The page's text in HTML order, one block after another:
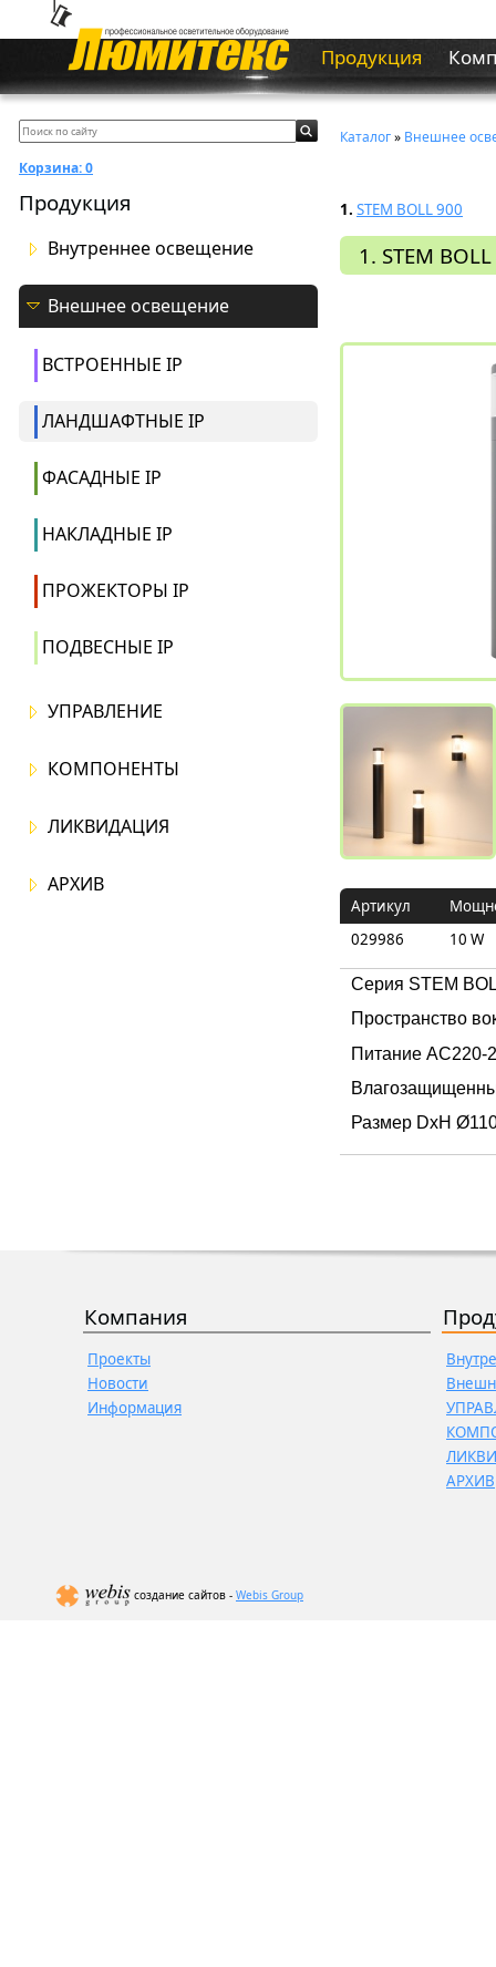
Продукция
Корзина:0
Продукция
Внутреннее освещение
Внешнее освещение
ВСТРОЕННЫЕ IP
ЛАНДШАФТНЫЕ IP
ФАСАДНЫЕ IP
НАКЛАДНЫЕ IP
ПРОЖЕКТОРЫ IP
ПОДВЕСНЫЕ IP
УПРАВЛЕНИЕ
КОМПОНЕНТЫ
ЛИКВИДАЦИЯ
АРХИВ
Каталог» Внешнее
1. STEM BOLL 900
1. STEM
Артикул
029986
10 W
Серия STEM
Пространство
Питание AC220-
Размер DxH
Компания
Проекты
Новости
Информация
АРХИВ
создание сайтов - Webis Group